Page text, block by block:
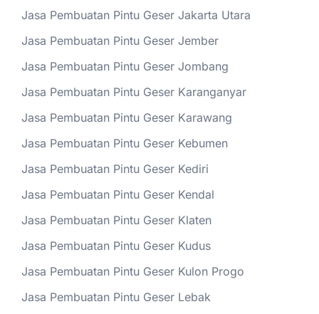
Jasa Pembuatan Pintu Geser Jakarta Utara
Jasa Pembuatan Pintu Geser Jember
Jasa Pembuatan Pintu Geser Jombang
Jasa Pembuatan Pintu Geser Karanganyar
Jasa Pembuatan Pintu Geser Karawang
Jasa Pembuatan Pintu Geser Kebumen
Jasa Pembuatan Pintu Geser Kediri
Jasa Pembuatan Pintu Geser Kendal
Jasa Pembuatan Pintu Geser Klaten
Jasa Pembuatan Pintu Geser Kudus
Jasa Pembuatan Pintu Geser Kulon Progo
Jasa Pembuatan Pintu Geser Lebak